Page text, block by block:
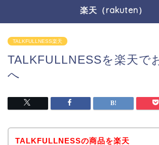
楽天（rakuten）
TALKFULLNESS楽天
TALKFULLNESSを楽天で
へ
TALKFULLNESSの商品を楽天